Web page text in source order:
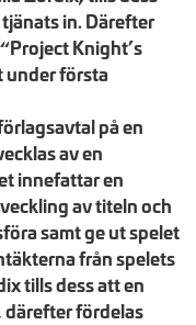
in. Därefter
Knight’s
under första
på en
av en
innefattar en
av titeln och
samt ge ut spelet
från spelets
tills dess att en
fördelas